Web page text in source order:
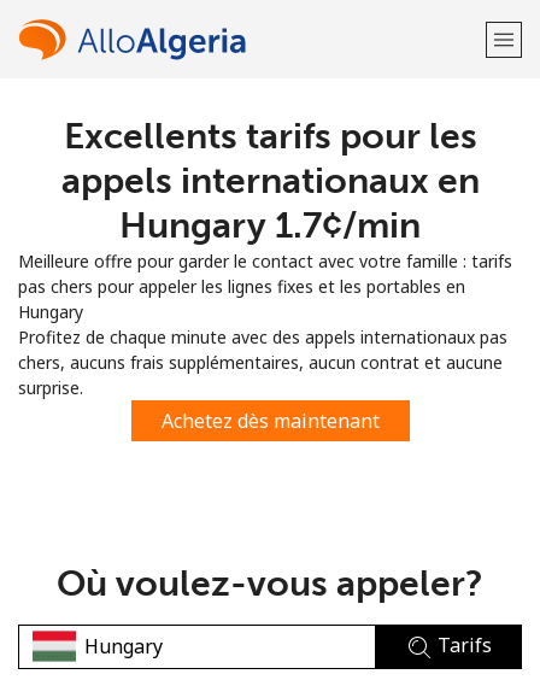
Bienvenue!
Vous avez déjà un compte?
S'enregistrer avec
ou
Excellents tarifs pour les
appels internationaux en
Hungary ⁦1.7¢⁩/min
Meilleure offre pour garder le contact avec votre famille : tarifs
pas chers pour appeler les lignes fixes et les portables en
Hungary
Profitez de chaque minute avec des appels internationaux pas
chers, aucuns frais supplémentaires, aucun contrat et aucune
surprise.
Achetez dès maintenant
Où voulez-vous appeler?
Tarifs